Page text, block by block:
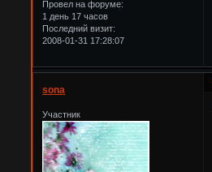
Провел на форуме:
1 день 17 часов
Последний визит:
2008-01-31 17:28:07
sona
Участник